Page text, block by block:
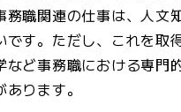
務職関連の仕事は、人文
です。ただし、これを取
など事務職における専門
ります。